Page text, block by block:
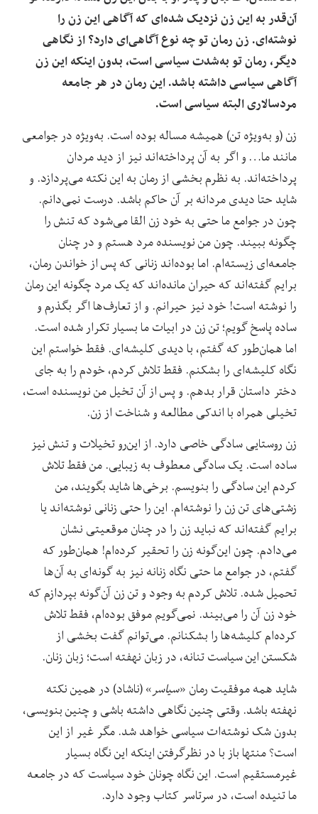
آن‌قدر به این زن نزدیک شده‌ای که آگاهی این زن را
نوشته‌ای. زن رمان تو چه نوع آگاهی‌ای دارد؟ از نگاهی
دیگر، رمان تو به‌شدت سیاسی است، بدون اینکه این زن
آگاهی سیاسی داشته باشد. این رمان در هر جامعه‌
مردسالاری البته سیاسی است.
زن (و به‌ویژه تن) همیشه مساله بوده است. به‌ویژه در جوامعی
مانند ما… و اگر به آن پرداخته‌اند نیز از دید مردان
پرداخته‌اند. به نظر‌م بخشی از رمان به این نکته می‌پردازد. و
شاید حتا دیدی مردانه بر آن حاکم باشد. درست نمی‌دانم.
چون در جوامع ما حتی به خود زن‌ القا می‌شود که تنش را
چگونه ببیند. چون من نویسنده مرد هستم و در چنان
جامعه‌ای زیسته‌ام. اما بوده‌اند زنانی که پس از خواندن‌ رمان،
برایم گفته‌اند که حیران مانده‌اند که ‌یک مرد چگونه این رمان
را نوشته ‌است! ‌خود نیز حیرانم. و از تعارف‌ها اگر بگذرم و
ساده پاسخ گویم؛ تن زن در ابیات ما بسیار تکرار شده است.
اما همان‌طور که گفتم، با دیدی کلیشه‌‌ای. فقط خواستم این
نگاه کلیشه‌ای را بشکنم. فقط تلاش کردم، خودم را به جای
دختر داستان قرار بدهم. و پس از آن تخیل من نویسنده است،
تخیلی ‌همراه با اندکی مطالعه و شناخت از زن.
زن روستایی سادگی‌‌ خاصی دارد. از این‌رو‌ تخیلات و تنش نیز
ساده است. یک ساد‌گی معطوف به زیبایی. من فقط تلاش
کردم این ساد‌گی را بنویسم. برخی‌ها شاید بگویند، من
زشتی‌های تن زن را نوشته‌ام. این را حتی زنانی نوشته‌اند یا
برایم گفته‌اند که نباید‌ زن را در چنان موقعیتی نشان
می‌دادم. چون این‌‌‌گونه زن را تحقیر کرده‌ام! هما‌ن‌طور که
گفتم، در جوامع ما حتی نگاه زنانه نیز به گونه‌ای به آن‌ها
تحمیل شده. تلاش کردم به وجود و تن زن آن‌‌گونه بپردازم که
خود زن آن را می‌بیند. نمی‌گویم موفق بوده‌ام، فقط تلاش
کرده‌ام کلیشه‌ها را بشکنانم. می‌توانم گفت بخشی از
شکستن این سیاست تنانه، در زبان نهفته است؛ زبان زنان.
شاید همه‌ موفقیت رمان «سیاسر» (ناشاد) در همین نکته
نهفته باشد. وقتی چنین نگاهی داشته باشی و چنین بنویسی،
بدون شک نوشته‌ات سیاسی خواهد شد. مگر غیر از این
است؟ منتها باز با در نظرگرفتن اینکه این نگاه بسیار
غیرمستقیم است. این نگاه چونان خود سیاست که در جامعه‌
ما تنیده است، ‌در سرتاسر کتاب وجود دارد.